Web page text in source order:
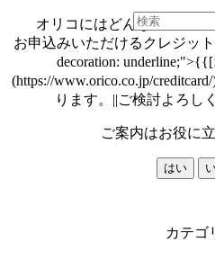
オリコにはどんなクレジッ
お申込みいただけるクレジッ
decoration:
(https://www.orico.co.jp/
ります。||ご検討よろし
ご案内はお役に
はい
カテゴ